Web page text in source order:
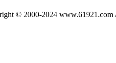
© 2000-2024